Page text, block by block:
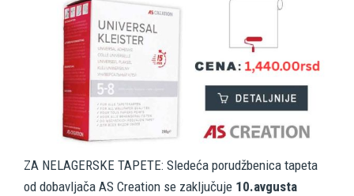
ZA NELAGERSKE TAPETE: Sledeća porudžbenica tapeta
od dobavljača AS Creation se zaključuje 10.avgusta